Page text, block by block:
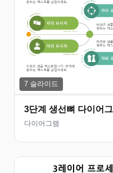
7 슬라이드
3단계 생선뼈 다이어
다이어그램